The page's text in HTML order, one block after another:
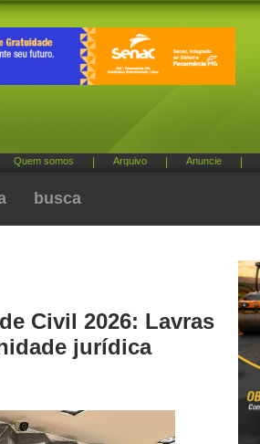
Quem somos Arquivo Anuncie
busca
Civil 2026: Lavras
jurídica